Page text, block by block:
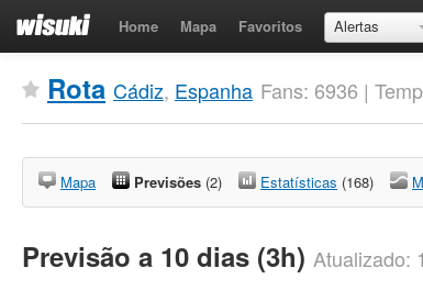
Home Mapa Favoritos Alertas
Rota Cádiz, Espanha Fans: 6936 |
Mapa Previsões (2) Estatísticas (168)
Previsão a 10 dias (3h) Atualizado: